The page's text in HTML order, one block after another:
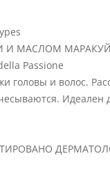
И МАСЛОМ
Passione
и волос.